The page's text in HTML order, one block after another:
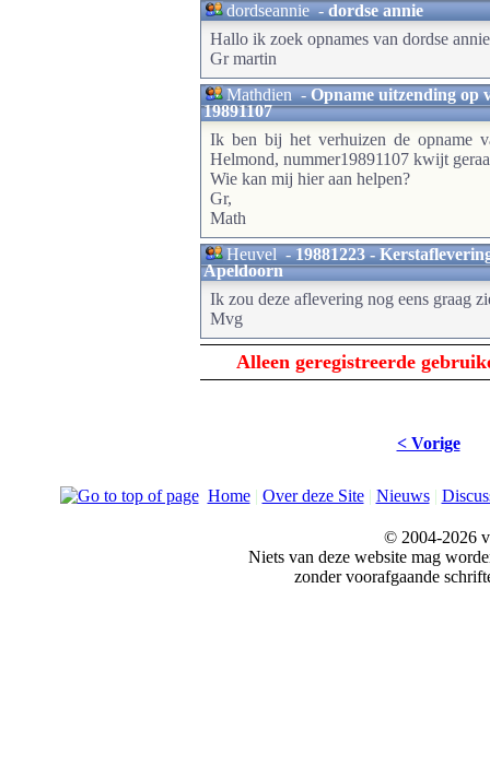
dordseannie-dordse annie
Hallo ik zoek opnames van dordse
Gr martin
Mathdien-Opname uitzending op
19891107
Ik ben bij het verhuizen de opname
Helmond, nummer19891107 kwijt
Wie kan mij hier aan helpen?
Gr,
Math
Heuvel-19881223 -
Apeldoorn
Ik zou deze aflevering nog eens graag
Mvg
Alleen geregistreerde
< Vorige
Home| Over deze Site| Nieuws|
© 2004-2026
Niets van deze website mag
zonder voorafgaande